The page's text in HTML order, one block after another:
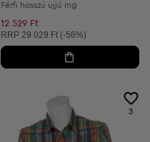
Férfi hosszú ujjú ing
12 529 Ft
Ajánlott ár:
RRP 29 029 Ft (-56%)
3